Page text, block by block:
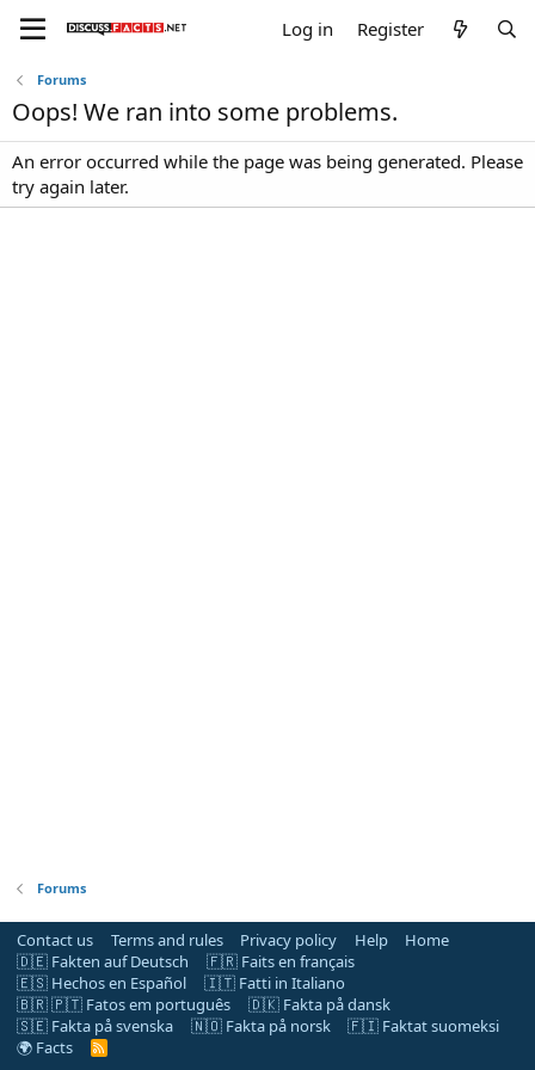
Log in Register
Forums
Oops! We ran into some problems.
An error occurred while the page was being generated. Please
try again later.
Forums
Contact us Terms and rules Privacy policy Help
Home
🇩🇪 Fakten auf Deutsch
🇫🇷 Faits en français
🇪🇸 Hechos en Español
🇮🇹 Fatti in Italiano
🇧🇷 🇵🇹 Fatos em português
🇩🇰 Fakta på dansk
🇸🇪 Fakta på svenska
🇳🇴 Fakta på norsk
🇫🇮 Faktat suomeksi
🌍 Facts
R